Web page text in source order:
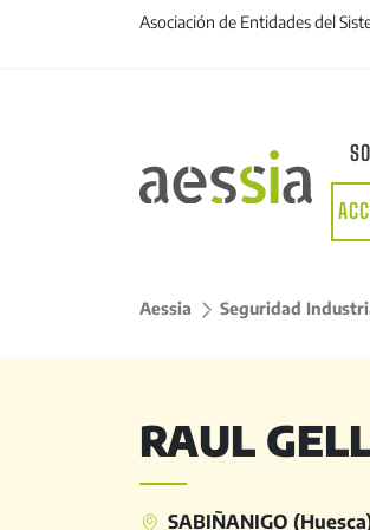
Asociación de Entidades del
Aessia > Seguridad
RAUL
SABIÑANIGO